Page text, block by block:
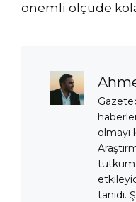
önemli ölçüde
tanıdı.